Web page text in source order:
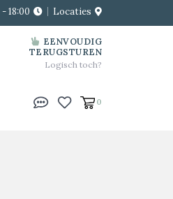
18:00 Locaties
EENVOUDIG
TERUGSTUREN
Logisch toch?
0